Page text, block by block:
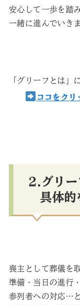
安心して一歩を踏
一緒に進んでいき
「グリーフとは」
ココをクリ
2.グリー
具体的
喪主として葬儀を
準備・当日の進行
参列者への対応…と